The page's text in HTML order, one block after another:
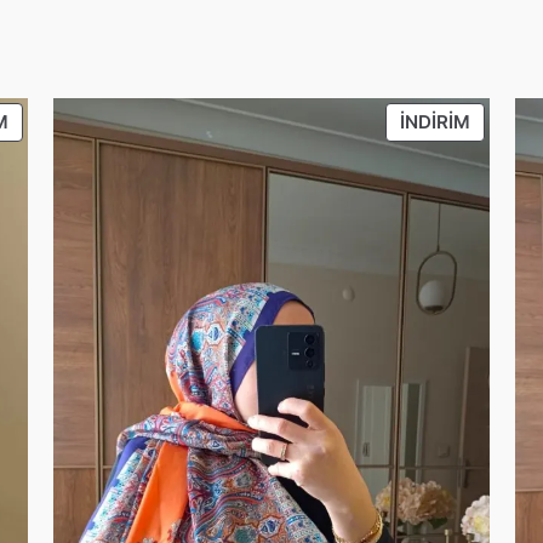
İNDIRIMDEKI
ÜRÜN
İNDIRIM
ÜRÜN